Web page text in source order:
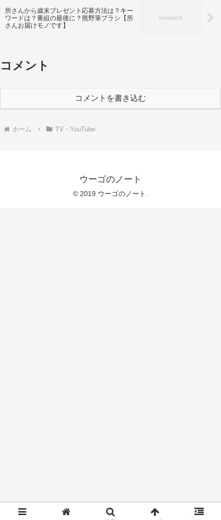
所さんから歳末プレゼント応募方法は？キー
ワードは？番組の最後に？熊野筆ブラシ【所
さんお届けモノです】
コメント
コメントを書き込む
ホーム TV・YouTube
ウーゴのノート
© 2019 ウーゴのノート.